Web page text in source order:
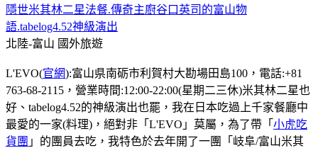
隱世米其林二星法餐.傳奇主廚谷口英司的富山物
語.tabelog4.52神級演出
北陸-富山 國外旅遊
L'EVO(官網):富山県南砺市利賀村大勘場田島100，電話:+81
763-68-2115，營業時間:12:00-22:00(星期二三休)米其林二星也
好、tabelog4.52的神級演出也罷，我在日本吃過上千家餐廳中
最愛的一家(料理)，絕對非「L'EVO」莫屬，為了帶「 小虎吃
貨團 」的團員去吃，我特色於去年開了一團「岐阜/富山米其